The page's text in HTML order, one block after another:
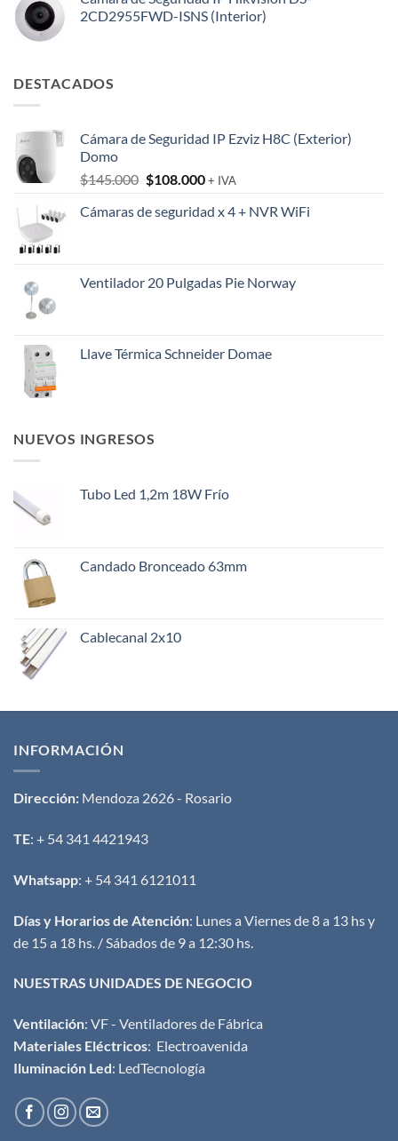
2CD2955FWD-ISNS (Interior)
DESTACADOS
Cámara de Seguridad IP Ezviz H8C (Exterior)
Domo
$145.000 El
original
$108.000El
actual
+ IVA
Cámaras de seguridad x 4 + NVR WiFi
Ventilador 20 Pulgadas Pie Norway
Llave Térmica Schneider Domae
NUEVOS INGRESOS
Tubo Led 1,2m 18W Frío
Candado Bronceado 63mm
Cablecanal 2x10
INFORMACIÓN
Dirección: Mendoza 2626 - Rosario
TE: + 54 341 4421943
Whatsapp: + 54 341 6121011
Días y Horarios de Atención: Lunes a Viernes de 8 a 13 hs y
de 15 a 18 hs. / Sábados de 9 a 12:30 hs.
NUESTRAS UNIDADES DE NEGOCIO
Ventilación: VF - Ventiladores de Fábrica
Materiales Eléctricos: Electroavenida
Iluminación Led: LedTecnología